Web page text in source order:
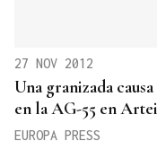
27 NOV 2012
Una granizada
en la AG-55 en
EUROPA PRESS